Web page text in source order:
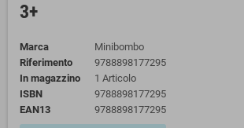
3+
Marca
Minibombo
Riferimento
9788898177295
In magazzino
1 Articolo
ISBN
9788898177295
EAN13
9788898177295